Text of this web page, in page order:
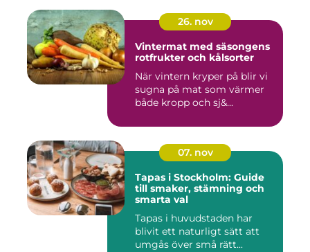
26. nov
Vintermat med säsongens
rotfrukter och kålsorter
När vintern kryper på blir vi
sugna på mat som värmer
både kropp och sj&...
07. nov
Tapas i Stockholm: Guide
till smaker, stämning och
smarta val
Tapas i huvudstaden har
blivit ett naturligt sätt att
umgås över små rätt...